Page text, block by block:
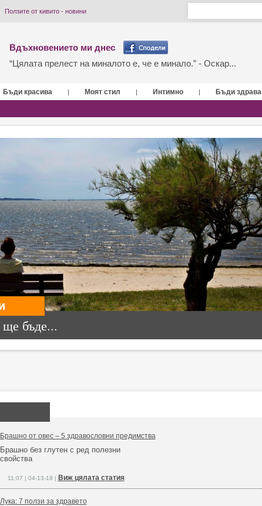
Ползите от кивито - новини
Вдъхновението ми днес
“Цялата прелест на миналото е, че е минало.” - Оскар...
Бъди красива | Моят стил | Интимно | Бъди здрава
бъде...
Брашно от овес – 5 здравословни предимства
Брашно без глутен с ред полезни
свойства
11:07 | 04-13-19 | Виж цялата статия
Лука: 7 ползи за здравето